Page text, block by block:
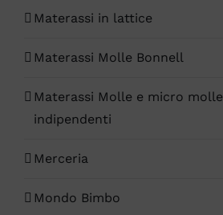
Materassi in lattice
Materassi Molle Bonnell
Materassi Molle e micro molle
indipendenti
Merceria
Mondo Bimbo